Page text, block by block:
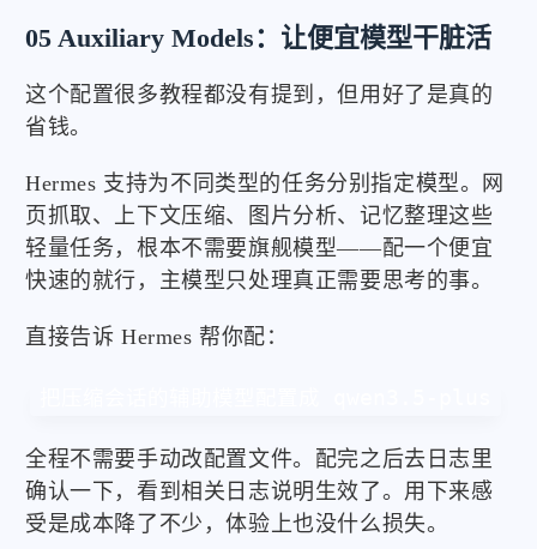
05 Auxiliary Models：让便宜模型干脏活
这个配置很多教程都没有提到，但用好了是真的
省钱。
Hermes 支持为不同类型的任务分别指定模型。网
页抓取、上下文压缩、图片分析、记忆整理这些
轻量任务，根本不需要旗舰模型——配一个便宜
快速的就行，主模型只处理真正需要思考的事。
直接告诉 Hermes 帮你配：
全程不需要手动改配置文件。配完之后去日志里
确认一下，看到相关日志说明生效了。用下来感
受是成本降了不少，体验上也没什么损失。